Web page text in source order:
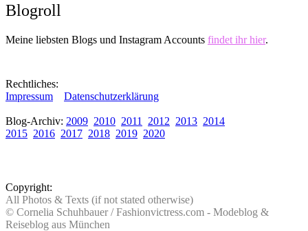
Blogroll
Meine liebsten Blogs und Instagram Accounts findet ihr hier.
Rechtliches:
Impressum
Datenschutzerklärung
Blog-Archiv: 2009 2010 2011 2012 2013 2014
2015 2016 2017 2018 2019 2020
Copyright:
All Photos & Texts (if not stated otherwise)
© Cornelia Schuhbauer / Fashionvictress.com - Modeblog &
Reiseblog aus München